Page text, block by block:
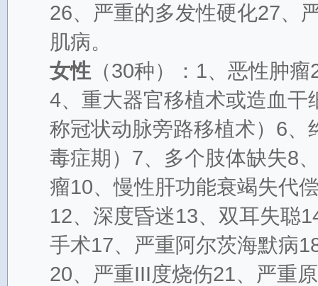
26、严重的多发性硬化27、
肌病。
女性 （30种）：1、恶性肿
4、重大器官移植术或造血
称冠状动脉旁路移植术）6
毒症期）7、多个肢体缺失8
瘤10、慢性肝功能衰竭失代
12、深度昏迷13、双耳失聪
手术17、严重阿尔茨海默病
20、严重III度烧伤21、严重